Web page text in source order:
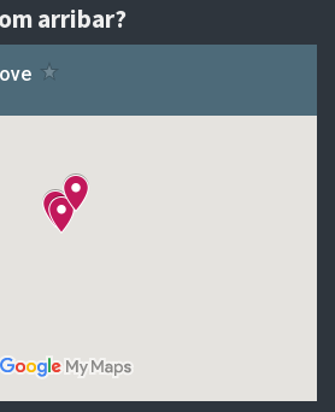
arribar?